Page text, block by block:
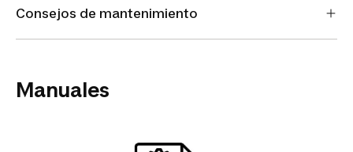
Consejos de mantenimiento
Manuales